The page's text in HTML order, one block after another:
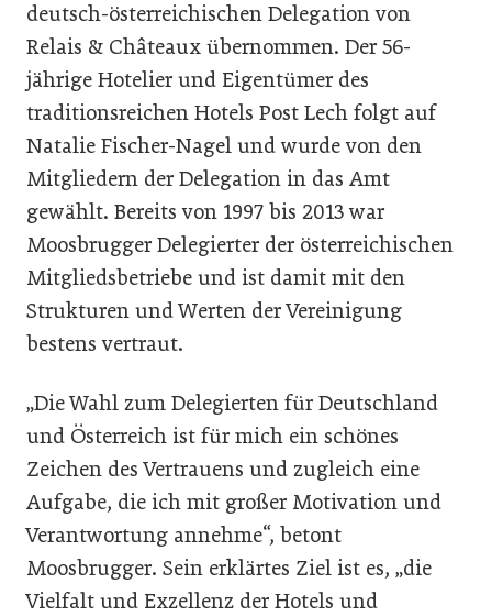
deutsch-österreichischen Delegation von
Relais & Châteaux übernommen. Der 56-
jährige Hotelier und Eigentümer des
traditionsreichen Hotels Post Lech folgt auf
Natalie Fischer-Nagel und wurde von den
Mitgliedern der Delegation in das Amt
gewählt. Bereits von 1997 bis 2013 war
Moosbrugger Delegierter der österreichischen
Mitgliedsbetriebe und ist damit mit den
Strukturen und Werten der Vereinigung
bestens vertraut.
„Die Wahl zum Delegierten für Deutschland
und Österreich ist für mich ein schönes
Zeichen des Vertrauens und zugleich eine
Aufgabe, die ich mit großer Motivation und
Verantwortung annehme“, betont
Moosbrugger. Sein erklärtes Ziel ist es, „die
Vielfalt und Exzellenz der Hotels und